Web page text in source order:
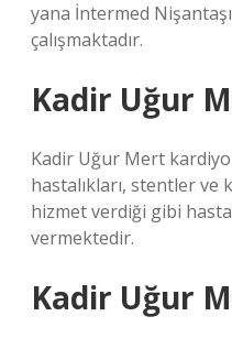
yana İntermed
çalışmaktadır.
Kadir Uğur
Kadir Uğur Mert
hastalıkları, stentler ve
hizmet verdiği gibi
vermektedir.
Kadir Uğur